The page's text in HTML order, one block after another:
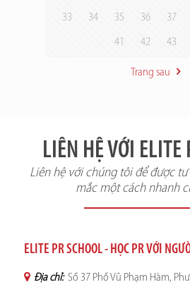
33 34 35 36 37
41 42 43
Trang sau
LIÊN HỆ VỚI ELITE
Liên hệ với chúng tôi để được
mắc một cách nhanh
ELITE PR SCHOOL - HỌC PR VỚI
Địa chỉ: Số 37 Phố Vũ Phạm Hàm,